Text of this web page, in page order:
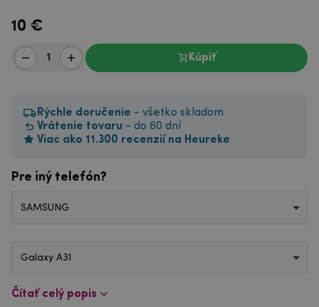
10 €
Kúpiť
Rýchle doručenie - všetko skladom
Vrátenie tovaru - do 60 dní
Viac ako 11.300 recenzií na Heureke
Pre iný telefón?
SAMSUNG
Galaxy A31
Čítať celý popis